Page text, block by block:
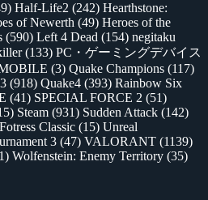
Half-Life2 (242) Hearthstone:
of Newerth (49) Heroes of the
(590) Left 4 Dead (154) negitaku
(133) PC・ゲーミングデバイス
(3) Quake Champions (117)
(918) Quake4 (393) Rainbow Six
(41) SPECIAL FORCE 2 (51)
Steam (931) Sudden Attack (142)
Classic (15) Unreal
3 (47) VALORANT (1139)
Wolfenstein: Enemy Territory (35)